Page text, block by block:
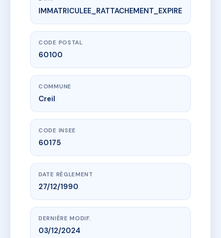
www.vme.plus/AD7613870
SDC VICTOR HUGO
75 r victor hugo
IMMATRICULEE_RATTACHEMENT_EXPIRE
CODE POSTAL
60100
COMMUNE
Creil
CODE INSEE
60175
DATE RÈGLEMENT
27/12/1990
DERNIÈRE MODIF.
03/12/2024